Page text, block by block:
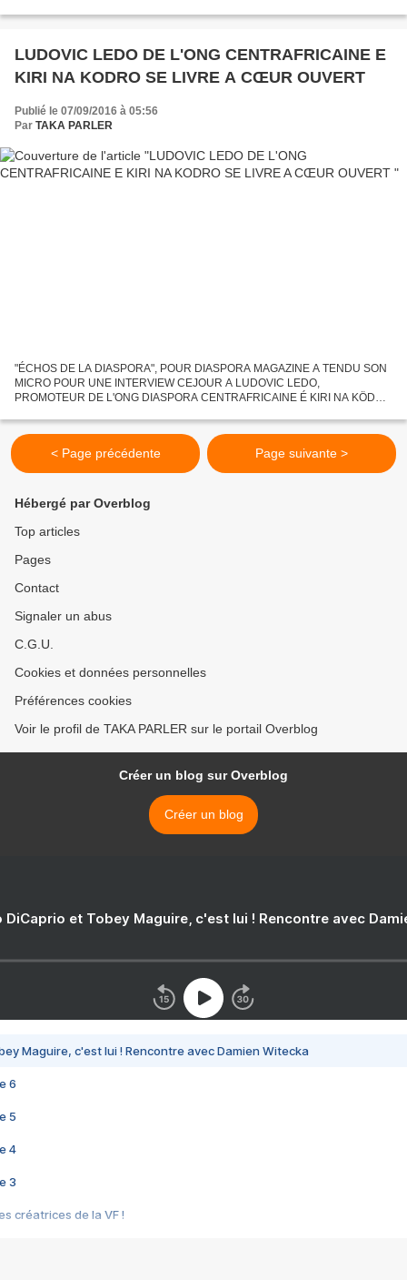
LUDOVIC LEDO DE L'ONG CENTRAFRICAINE E
KIRI NA KODRO SE LIVRE A CŒUR OUVERT
Publié le 07/09/2016 à 05:56
Par TAKA PARLER
"ÉCHOS DE LA DIASPORA", POUR DIASPORA MAGAZINE A TENDU SON
MICRO POUR UNE INTERVIEW CEJOUR A LUDOVIC LEDO,
PROMOTEUR DE L'ONG DIASPORA CENTRAFRICAINE É KIRI NA KÖDRÖ
CETTE ONG, DES PERSPECTIVES...
< Page précédente Page suivante >
Hébergé par Overblog
Top articles
Pages
Contact
Signaler un abus
C.G.U.
Cookies et données personnelles
Préférences cookies
Voir le profil de TAKA PARLER sur le portail Overblog
Créer un blog sur Overblog
Créer un blog
DiCaprio et Tobey Maguire, c'est lui ! Rencontre avec
Maguire, c'est lui ! Rencontre avec Damien Witecka
6
5
4
3
créatrices de la VF !